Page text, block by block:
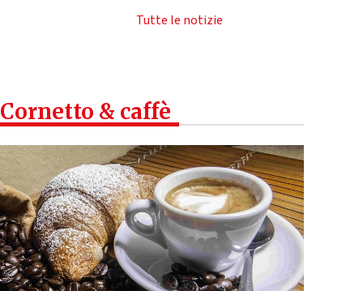
Tutte le notizie
Cornetto & caffè